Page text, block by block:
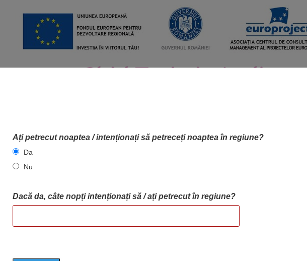
ACASA HARTA OBIECTIVELOR OBIECTIVE
Ioan Botezătorul „Alexe”, Călăraşi
Ați petrecut noaptea / intenționați să petreceți noaptea în regiune?
Da
Nu
Dacă da, câte nopți intenționați să / ați petrecut în regiune?